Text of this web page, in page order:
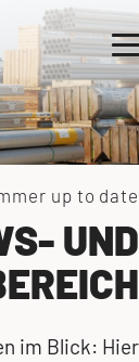
up to date
UND
im Blick: Hier